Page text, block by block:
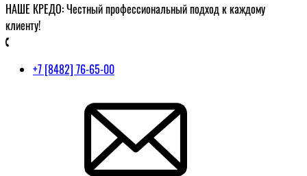
НАШЕ КРЕДО: Честный профессиональный подход к каждому
клиенту!
+7 [8482] 76-65-00